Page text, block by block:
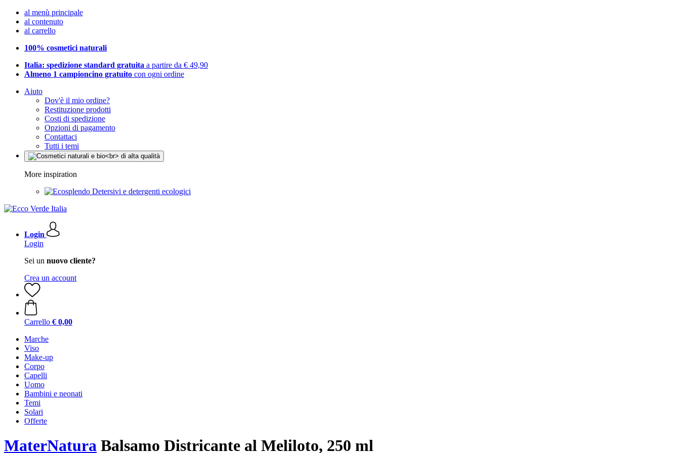
al menù principale
al contenuto
al carrello
100% cosmetici naturali
Italia: spedizione standard gratuita a partire da € 49,90
Almeno 1 campioncino gratuito con ogni ordine
Aiuto
Dov'è il mio ordine?
Restituzione prodotti
Costi di spedizione
Opzioni di pagamento
Contattaci
Tutti i temi
More inspiration
Detersivi e detergenti ecologici
Login
Login
Sei un nuovo cliente?
Crea un account
Carrello € 0,00
Marche
Viso
Make-up
Corpo
Capelli
Uomo
Bambini e neonati
Temi
Solari
Offerte
MaterNatura Balsamo Districante al Meliloto, 250 ml